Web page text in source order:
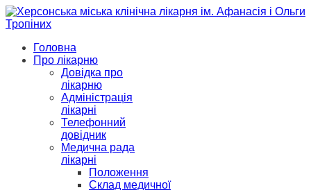
Головна
Про лікарню
Довідка про
лікарню
Адміністрація
лікарні
Телефонний
довідник
Медична рада
лікарні
Положення
Склад медичної